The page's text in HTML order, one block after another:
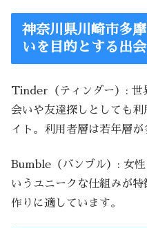
神奈川県川崎市多
いを目的とする出
Tinder（ティンダー）: 世
会いや友達探しとしても
イト。利用者層は若年層が
Bumble（バンブル）: 女
いうユニークな仕組みが
作りに適しています。